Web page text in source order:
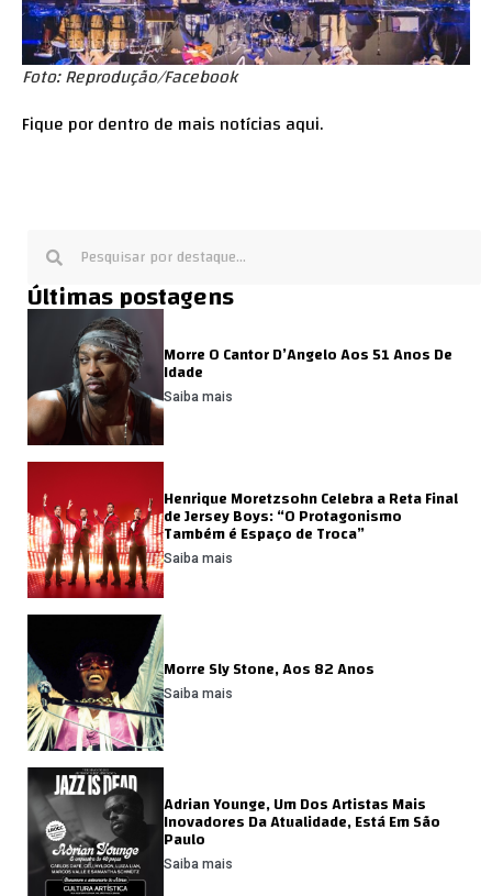
Foto: Reprodução/Facebook
Fique por dentro de mais notícias aqui.
Últimas postagens
Morre O Cantor D’Angelo Aos 51 Anos De
Idade
Saiba mais
Henrique Moretzsohn Celebra a Reta Final
de Jersey Boys: “O Protagonismo
Também é Espaço de Troca”
Saiba mais
Morre Sly Stone, Aos 82 Anos
Saiba mais
Adrian Younge, Um Dos Artistas Mais
Inovadores Da Atualidade, Está Em São
Paulo
Saiba mais